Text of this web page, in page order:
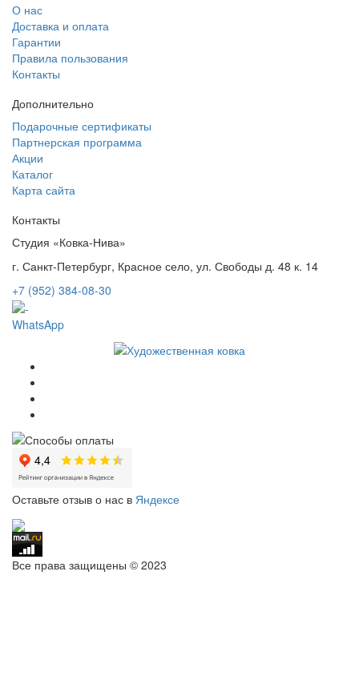
О нас
Доставка и оплата
Гарантии
Правила пользования
Контакты
Дополнительно
Подарочные сертификаты
Партнерская программа
Акции
Каталог
Карта сайта
Контакты
Студия «Ковка-Нива»
г. Санкт-Петербург, Красное село, ул. Свободы д. 48 к. 14
+7 (952) 384-08-30
WhatsApp
Оставьте отзыв о нас в Яндексе
Все права защищены © 2023